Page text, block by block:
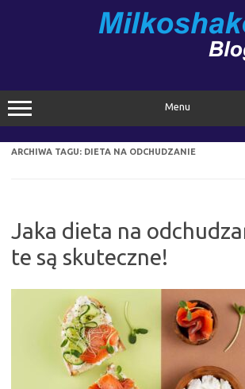
Menu
ARCHIWA TAGU: DIETA NA ODCHUDZANIE
Jaka dieta na
te są skuteczne!